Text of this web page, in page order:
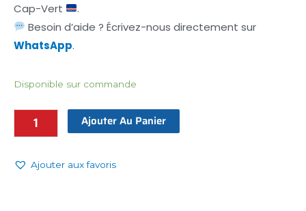
Cap-Vert
.
Besoin d’aide ? Écrivez-nous directement sur
WhatsApp.
Disponible sur commande
"Fé
Selvajen"
Croix
Ajouter Au Panier
Ajouter aux favoris